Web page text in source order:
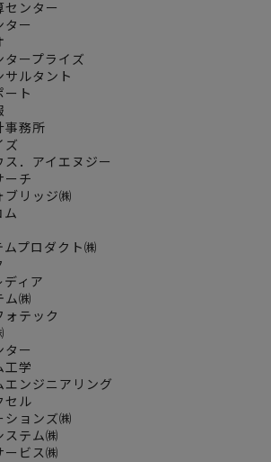
ンター
ー
ープライズ
ルタント
ト
事務所
ズ
．アイエヌジー
ーチ
リッジ㈱
プロダクト㈱
ィア
ム㈱
テック
ー
工学
ンジニアリング
セル
ョンズ㈱
テム㈱
ビス㈱